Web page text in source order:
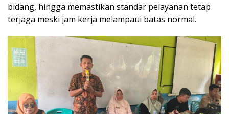
bidang, hingga memastikan standar pelayanan tetap
terjaga meski jam kerja melampaui batas normal.